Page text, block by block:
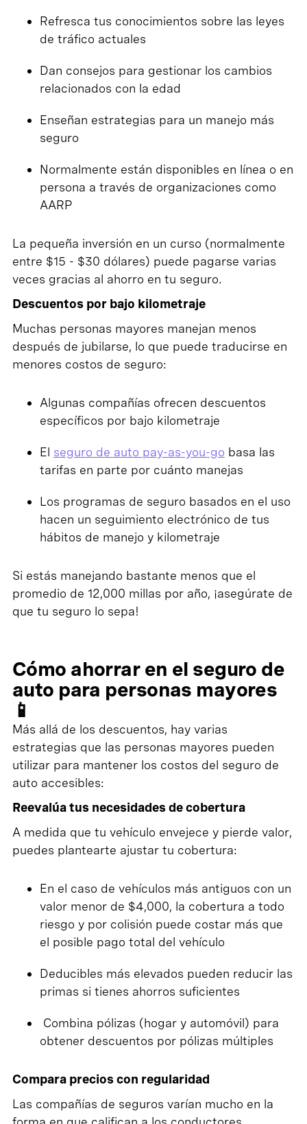
Refresca tus conocimientos sobre las leyes
de tráfico actuales
Dan consejos para gestionar los cambios
relacionados con la edad
Enseñan estrategias para un manejo más
seguro
Normalmente están disponibles en línea o en
persona a través de organizaciones como
AARP
La pequeña inversión en un curso (normalmente
entre $15 - $30 dólares) puede pagarse varias
veces gracias al ahorro en tu seguro.
Descuentos por bajo kilometraje
Muchas personas mayores manejan menos
después de jubilarse, lo que puede traducirse en
menores costos de seguro:
Algunas compañías ofrecen descuentos
específicos por bajo kilometraje
El seguro de auto pay-as-you-go basa las
tarifas en parte por cuánto manejas
Los programas de seguro basados en el uso
hacen un seguimiento electrónico de tus
hábitos de manejo y kilometraje
Si estás manejando bastante menos que el
promedio de 12,000 millas por año, ¡asegúrate de
que tu seguro lo sepa!
Cómo ahorrar en el seguro de
auto para personas mayores
📱
Más allá de los descuentos, hay varias
estrategias que las personas mayores pueden
utilizar para mantener los costos del seguro de
auto accesibles:
Reevalúa tus necesidades de cobertura
A medida que tu vehículo envejece y pierde valor,
puedes plantearte ajustar tu cobertura:
En el caso de vehículos más antiguos con un
valor menor de $4,000, la cobertura a todo
riesgo y por colisión puede costar más que
el posible pago total del vehículo
Deducibles más elevados pueden reducir las
primas si tienes ahorros suficientes
Combina pólizas (hogar y automóvil) para
obtener descuentos por pólizas múltiples
Compara precios con regularidad
Las compañías de seguros varían mucho en la